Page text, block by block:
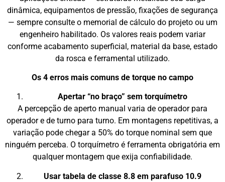
dinâmica, equipamentos de pressão, fixações de segurança
— sempre consulte o memorial de cálculo do projeto ou um
engenheiro habilitado. Os valores reais podem variar
conforme acabamento superficial, material da base, estado
da rosca e ferramental utilizado.
Os 4 erros mais comuns de torque no campo
Apertar “no braço” sem torquímetro
A percepção de aperto manual varia de operador para
operador e de turno para turno. Em montagens repetitivas, a
variação pode chegar a 50% do torque nominal sem que
ninguém perceba. O torquímetro é ferramenta obrigatória em
qualquer montagem que exija confiabilidade.
Usar tabela de classe 8.8 em parafuso 10.9